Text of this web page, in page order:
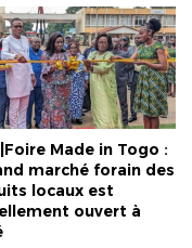
Made in Togo :
marché forain des
locaux est
ouvert à